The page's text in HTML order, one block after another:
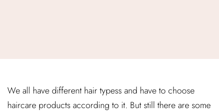
We all have different hair typess and have to choose
haircare products according to it. But still there are some